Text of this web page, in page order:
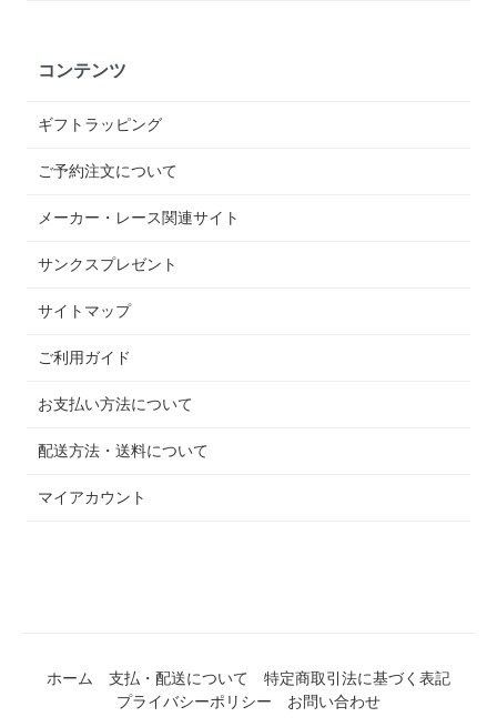
コンテンツ
ギフトラッピング
ご予約注文について
メーカー・レース関連サイト
サンクスプレゼント
サイトマップ
ご利用ガイド
お支払い方法について
配送方法・送料について
マイアカウント
ホーム 支払・配送について
特定商取引法に基づく表記
プライバシーポリシー
お問い合わせ